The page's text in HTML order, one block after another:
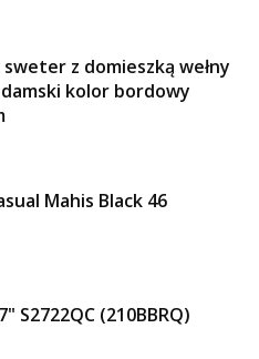
z domieszką wełny
kolor bordowy
Mahis Black 46
S2722QC (210BBRQ)